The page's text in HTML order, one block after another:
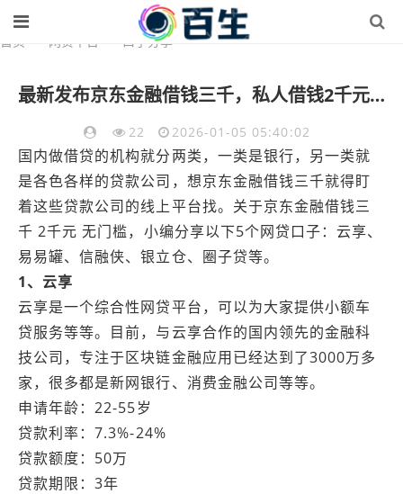
首页 网贷平台 口子分享
最新发布京东金融借钱三千，私人借钱2千元有这5个渠道
22 2026-01-05 05:40:02
国内做借贷的机构就分两类，一类是银行，另一类就
是各色各样的贷款公司，想京东金融借钱三千就得盯
着这些贷款公司的线上平台找。关于京东金融借钱三
千 2千元 无门槛，小编分享以下5个网贷口子：云享、
易易罐、信融侠、银立仓、圈子贷等。
1、云享
云享是一个综合性网贷平台，可以为大家提供小额车
贷服务等等。目前，与云享合作的国内领先的金融科
技公司，专注于区块链金融应用已经达到了3000万多
家，很多都是新网银行、消费金融公司等等。
申请年龄：22-55岁
贷款利率：7.3%-24%
贷款额度：50万
贷款期限：3年